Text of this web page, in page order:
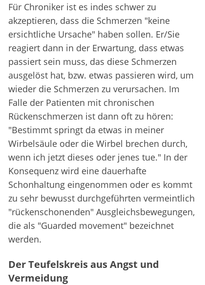
Für Chroniker ist es indes schwer zu
akzeptieren, dass die Schmerzen "keine
ersichtliche Ursache" haben sollen. Er/Sie
reagiert dann in der Erwartung, dass etwas
passiert sein muss, das diese Schmerzen
ausgelöst hat, bzw. etwas passieren wird, um
wieder die Schmerzen zu verursachen. Im
Falle der Patienten mit chronischen
Rückenschmerzen ist dann oft zu hören:
"Bestimmt springt da etwas in meiner
Wirbelsäule oder die Wirbel brechen durch,
wenn ich jetzt dieses oder jenes tue." In der
Konsequenz wird eine dauerhafte
Schonhaltung eingenommen oder es kommt
zu sehr bewusst durchgeführten vermeintlich
"rückenschonenden" Ausgleichsbewegungen,
die als "Guarded movement" bezeichnet
werden.
Der Teufelskreis aus Angst und
Vermeidung